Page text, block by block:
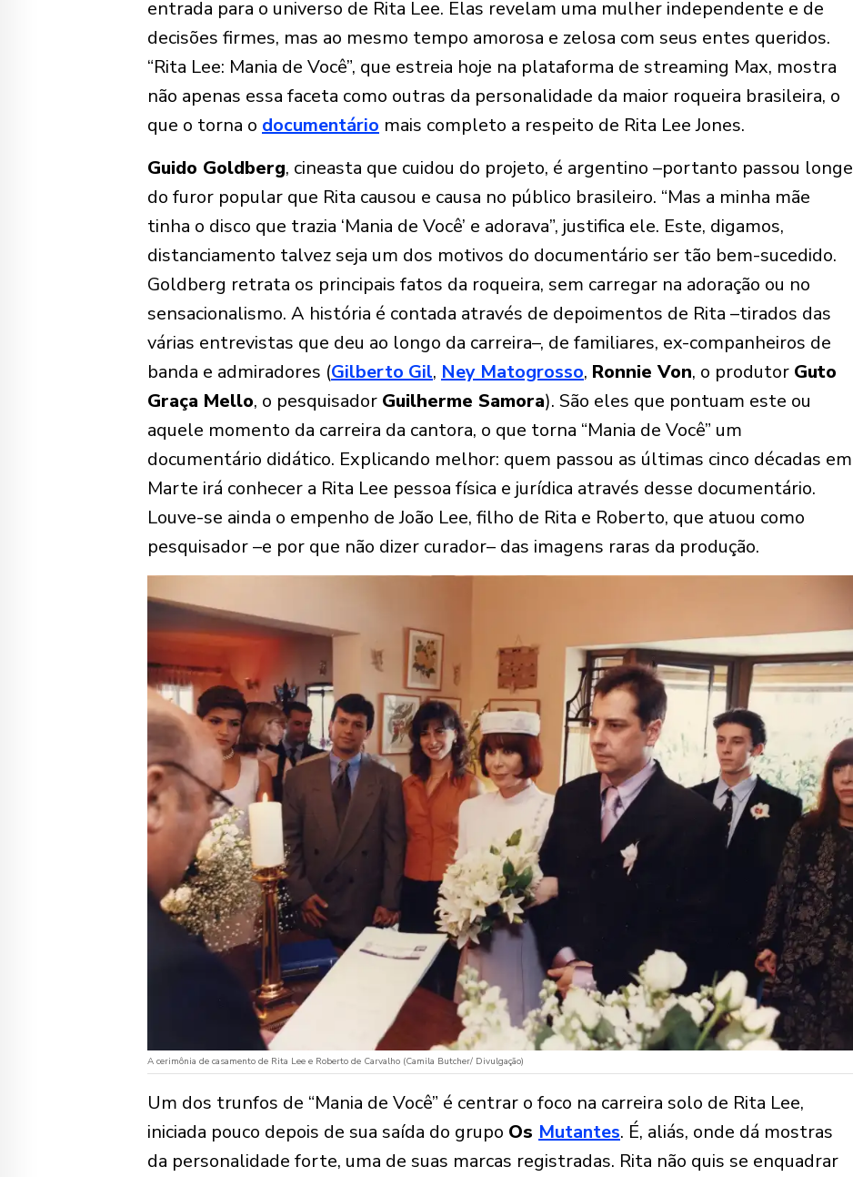
entrada para o universo de Rita Lee. Elas revelam uma mulher independente e de
decisões firmes, mas ao mesmo tempo amorosa e zelosa com seus entes queridos.
“Rita Lee: Mania de Você”, que estreia hoje na plataforma de streaming Max, mostra
não apenas essa faceta como outras da personalidade da maior roqueira brasileira, o
que o torna o documentário mais completo a respeito de Rita Lee Jones.
Guido Goldberg, cineasta que cuidou do projeto, é argentino –portanto passou longe
do furor popular que Rita causou e causa no público brasileiro. “Mas a minha mãe
tinha o disco que trazia ‘Mania de Você’ e adorava”, justifica ele. Este, digamos,
distanciamento talvez seja um dos motivos do documentário ser tão bem-sucedido.
Goldberg retrata os principais fatos da roqueira, sem carregar na adoração ou no
sensacionalismo. A história é contada através de depoimentos de Rita –tirados das
várias entrevistas que deu ao longo da carreira–, de familiares, ex-companheiros de
banda e admiradores (Gilberto Gil, Ney Matogrosso, Ronnie Von, o produtor Guto
Graça Mello, o pesquisador Guilherme Samora). São eles que pontuam este ou
aquele momento da carreira da cantora, o que torna “Mania de Você” um
documentário didático. Explicando melhor: quem passou as últimas cinco décadas em
Marte irá conhecer a Rita Lee pessoa física e jurídica através desse documentário.
Louve-se ainda o empenho de João Lee, filho de Rita e Roberto, que atuou como
pesquisador –e por que não dizer curador– das imagens raras da produção.
A cerimônia de casamento de Rita Lee e Roberto de Carvalho (Camila Butcher/ Divulgação)
Um dos trunfos de “Mania de Você” é centrar o foco na carreira solo de Rita Lee,
iniciada pouco depois de sua saída do grupo Os Mutantes. É, aliás, onde dá mostras
da personalidade forte, uma de suas marcas registradas. Rita não quis se enquadrar